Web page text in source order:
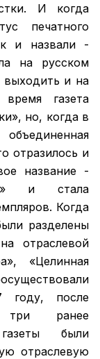
И когда
печатного
и назвали -
на русском
выходить и на
газета
но, когда в
отразилось и
название -
и стала
Когда
разделены
отраслевой
«Целинная
году, после
три ранее
были
отраслевую